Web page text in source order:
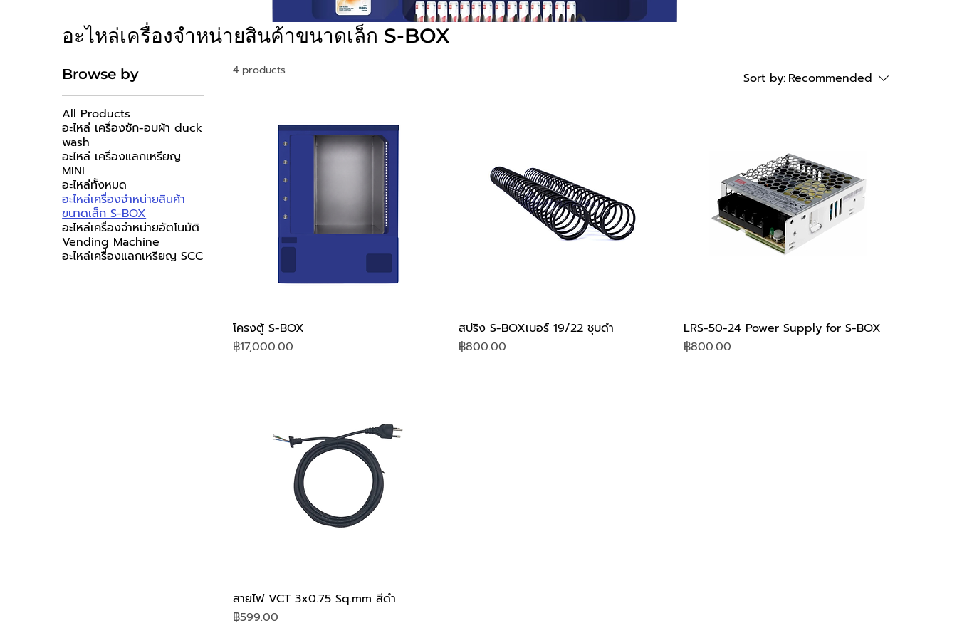
อะไหล่เครื่องจำหน่ายสินค้าขนาดเล็ก S-BOX
Browse by
All Products
อะไหล่ เครื่องซัก-อบผ้า duck
wash
อะไหล่ เครื่องแลกเหรียญ
MINI
อะไหล่ทั้งหมด
อะไหล่เครื่องจำหน่ายสินค้า
ขนาดเล็ก S-BOX
อะไหล่เครื่องจำหน่ายอัตโนมัติ
Vending Machine
อะไหล่เครื่องแลกเหรียญ SCC
4 products Sort by: Recommended
โครงตู้ S-BOX
Price
฿17,000.00
สปริง S-BOXเบอร์ 19/22 ชุบดำ
Price
฿800.00
LRS-50-24 Power Supply for S-BOX
Price
฿800.00
สายไฟ VCT 3x0.75 Sq.mm สีดำ
Price
฿599.00